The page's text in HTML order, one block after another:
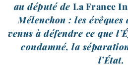
au dépu­té deLa France
Mélenchon : les
venus à défendre ce que
condam­né, la
l’État.